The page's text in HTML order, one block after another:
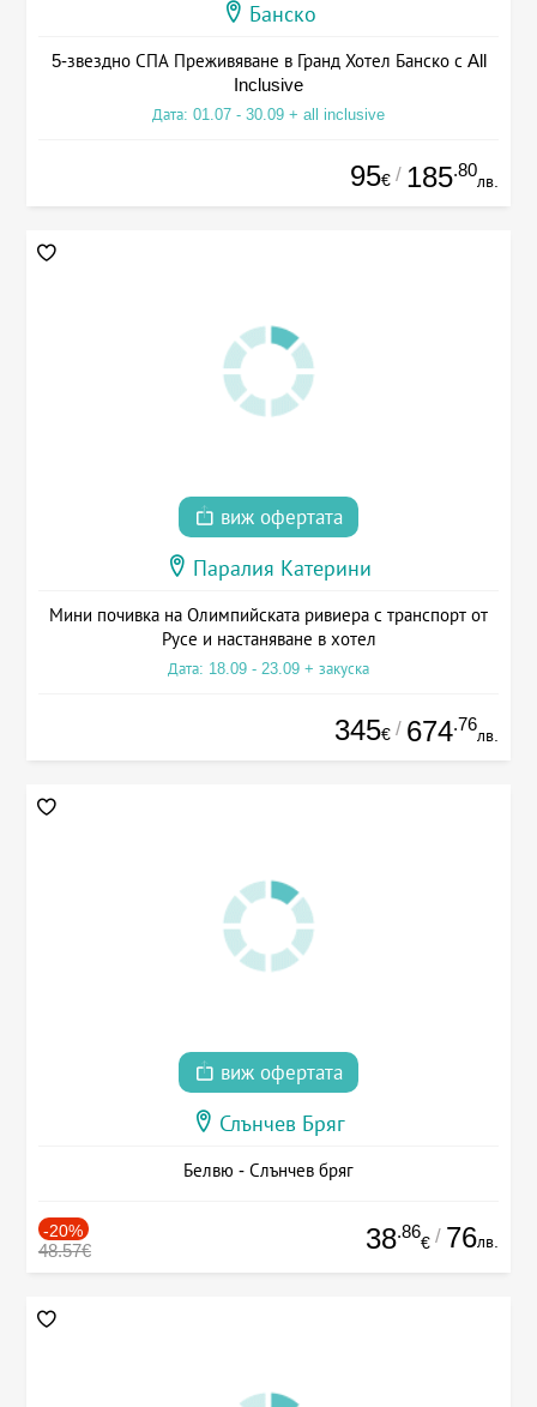
Банско
5-звездно СПА Преживяване в Гранд Хотел Банско с All
Inclusive
Дата: 01.07 - 30.09 + all inclusive
95€ / 185.80
лв.
виж офертата
Паралия Катерини
Мини почивка на Олимпийската ривиера с транспорт от
Русе и настаняване в хотел
Дата: 18.09 - 23.09 + закуска
345€ / 674.76
лв.
виж офертата
Слънчев Бряг
Белвю - Слънчев бряг
-20%
48.57€ 38.86
€ / 76лв.